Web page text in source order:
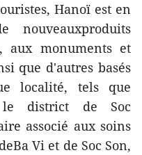
Hanoï est en
aux monuments et
que d'autres basés
localité, tels que
district de Soc
associé aux soins
Vi et de Soc Son,